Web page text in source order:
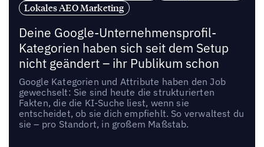
Lokales AEO Marketing
Deine Google-Unternehmensprofil-
Kategorien haben sich seit dem Setup
nicht geändert – ihr Publikum schon
Google Kategorien und Attribute haben den Job
gewechselt: Sie sind heute die strukturierten
Fakten, die die KI-Suche liest, wenn sie
entscheidet, ob sie dich empfiehlt. So verwaltest du
sie – pro Standort, in großem Maßstab.